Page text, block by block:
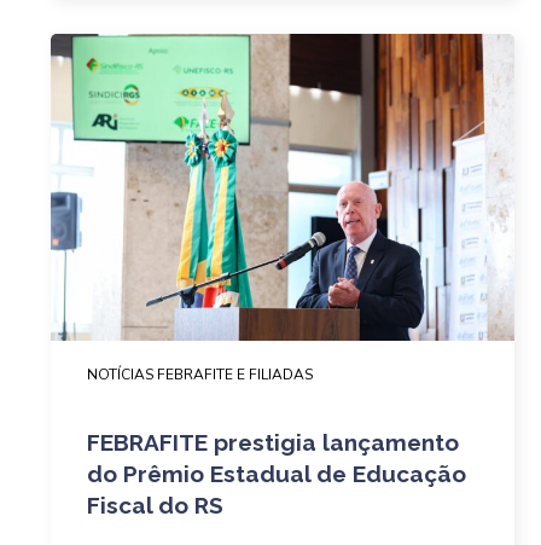
NOTÍCIAS FEBRAFITE E FILIADAS
FEBRAFITE prestigia lançamento
do Prêmio Estadual de Educação
Fiscal do RS